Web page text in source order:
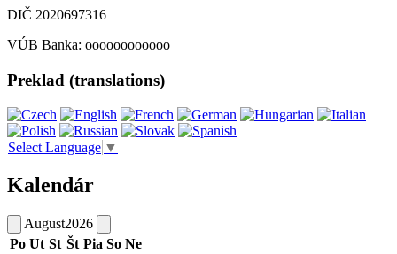
DIČ 2020697316
VÚB Banka: oooooooooooo
Preklad (translations)
Select Language ▼
Kalendár
August2026
Po Ut St Št Pia So Ne